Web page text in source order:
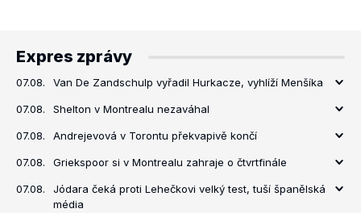
Expres zprávy
07.08. Van De Zandschulp vyřadil Hurkacze, vyhlíží Menšíka
07.08. Shelton v Montrealu nezaváhal
07.08. Andrejevová v Torontu překvapivě končí
07.08. Griekspoor si v Montrealu zahraje o čtvrtfinále
07.08.
Jódara čeká proti Lehečkovi velký test, tuší španělská
média